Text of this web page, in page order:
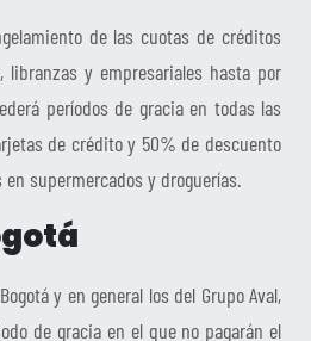
de las cuotas de créditos
libranzas y empresariales hasta por
períodos de gracia en todas las
de crédito y 50% de descuento
supermercados y droguerías.
y en general los del Grupo Aval,
de gracia en el que no pagarán el